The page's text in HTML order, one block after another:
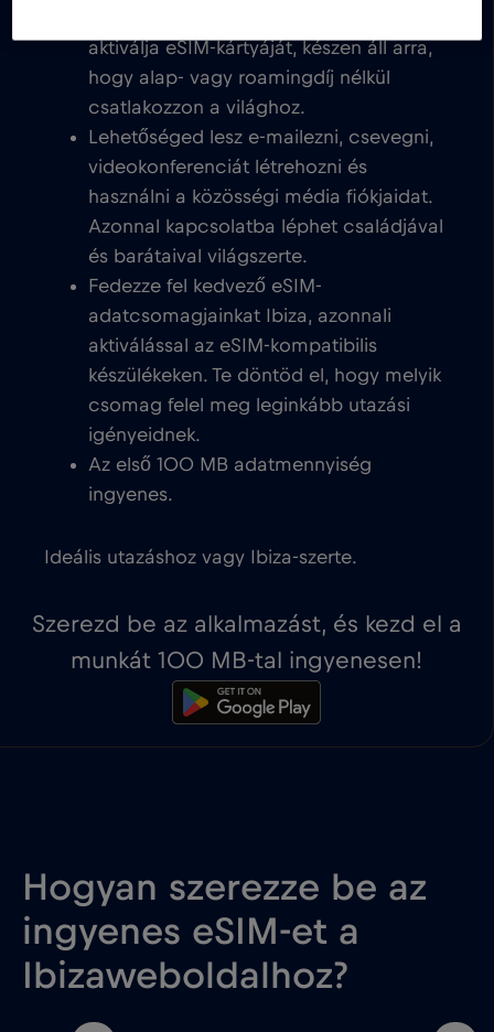
aktiválja eSIM-kártyáját, készen áll arra,
hogy alap- vagy roamingdíj nélkül
csatlakozzon a világhoz.
Lehetőséged lesz e-mailezni, csevegni,
videokonferenciát létrehozni és
használni a közösségi média fiókjaidat.
Azonnal kapcsolatba léphet családjával
és barátaival világszerte.
Fedezze fel kedvező eSIM-
adatcsomagjainkat Ibiza, azonnali
aktiválással az eSIM-kompatibilis
készülékeken. Te döntöd el, hogy melyik
csomag felel meg leginkább utazási
igényeidnek.
Az első 100 MB adatmennyiség
ingyenes.
Ideális utazáshoz vagy Ibiza-szerte.
Szerezd be az alkalmazást, és kezd el a
munkát 100 MB-tal ingyenesen!
Hogyan szerezze be az
ingyenes eSIM-et a
Ibizaweboldalhoz?